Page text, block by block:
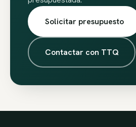
Solicitar presupuesto
Contactar con TTQ